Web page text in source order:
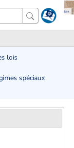
lois
spéciaux